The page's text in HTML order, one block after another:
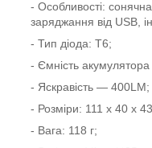
- Особливості:
заряджання від USB,
- Тип діода: T6;
- Ємність
- Яскравість — 400LM;
- Розміри: 111 x 40 x
- Вага: 118 г;